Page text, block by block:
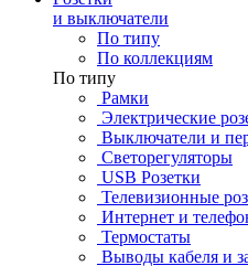
и выключатели
По типу
По коллекциям
По типу
Рамки
Электрические
Выключатели и
Светорегуляторы
USB Розетки
Телевизионные
Интернет и
Термостаты
Выводы кабеля и